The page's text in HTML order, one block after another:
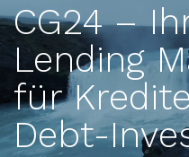
CG24 –
Lending
für
Debt-